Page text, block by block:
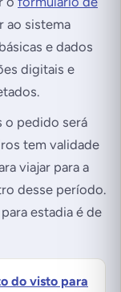
ao sistema
e dados
digitais e
o pedido será
tem validade
viajar para a
desse período.
estadia é de
do visto para